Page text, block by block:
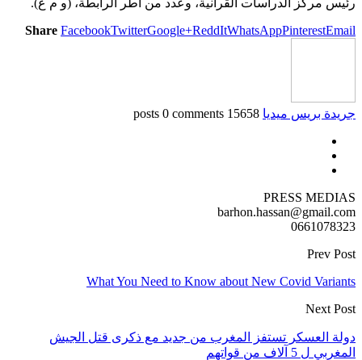
Share FacebookTwitterGoogle+ReddItWhatsAppPinterestEmail
جريدة بريس ميديا 15658 posts
0 comments
PRESS MEDIAS
barhon.hassan@gmail.com
0661078323
Prev Post
What You Need to Know about New Covid Variants
Next Post
دولة العسكر تستفز المغرب من جديد مع ذكرى قتل الجيش
المغربي ل 5 آلاف من قواتهم